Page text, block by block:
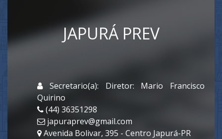
JAPURÁ PREV
Secretario(a): Diretor: Mario Francisco
Quirino
(44) 36351298
japuraprev@gmail.com
Avenida Bolivar, 395 - Centro Japurá-PR